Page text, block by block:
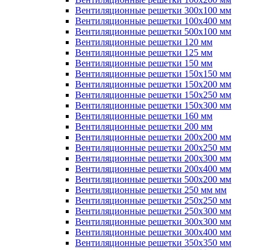
Вентиляционные решетки 300х100 мм
Вентиляционные решетки 100х400 мм
Вентиляционные решетки 500х100 мм
Вентиляционные решетки 120 мм
Вентиляционные решетки 125 мм
Вентиляционные решетки 150 мм
Вентиляционные решетки 150х150 мм
Вентиляционные решетки 150х200 мм
Вентиляционные решетки 150х250 мм
Вентиляционные решетки 150х300 мм
Вентиляционные решетки 160 мм
Вентиляционные решетки 200 мм
Вентиляционные решетки 200х200 мм
Вентиляционные решетки 200х250 мм
Вентиляционные решетки 200х300 мм
Вентиляционные решетки 200х400 мм
Вентиляционные решетки 500х200 мм
Вентиляционные решетки 250 мм мм
Вентиляционные решетки 250х250 мм
Вентиляционные решетки 250х300 мм
Вентиляционные решетки 300х300 мм
Вентиляционные решетки 300х400 мм
Вентиляционные решетки 350х350 мм